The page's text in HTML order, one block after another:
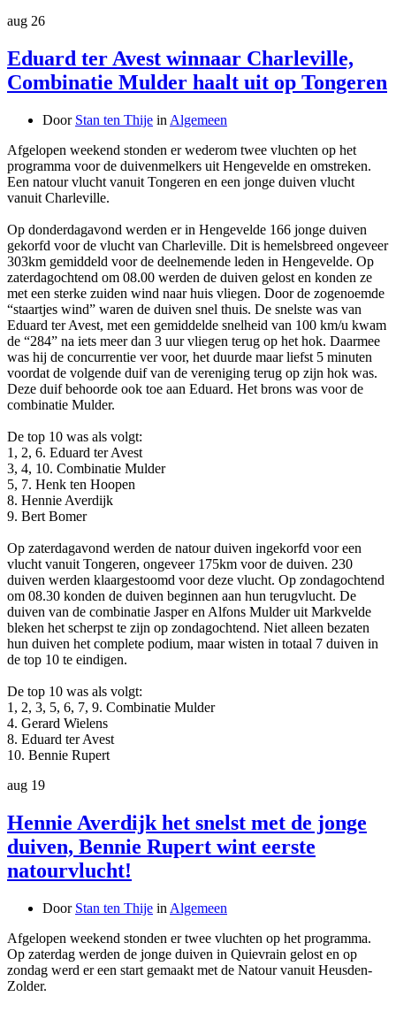
aug 26
Eduard ter Avest winnaar Charleville,
Combinatie Mulder haalt uit op Tongeren
Door Stan ten Thije in Algemeen
Afgelopen weekend stonden er wederom twee vluchten op het
programma voor de duivenmelkers uit Hengevelde en omstreken.
Een natour vlucht vanuit Tongeren en een jonge duiven vlucht
vanuit Charleville.
Op donderdagavond werden er in Hengevelde 166 jonge duiven
gekorfd voor de vlucht van Charleville. Dit is hemelsbreed ongeveer
303km gemiddeld voor de deelnemende leden in Hengevelde. Op
zaterdagochtend om 08.00 werden de duiven gelost en konden ze
met een sterke zuiden wind naar huis vliegen. Door de zogenoemde
“staartjes wind” waren de duiven snel thuis. De snelste was van
Eduard ter Avest, met een gemiddelde snelheid van 100 km/u kwam
de “284” na iets meer dan 3 uur vliegen terug op het hok. Daarmee
was hij de concurrentie ver voor, het duurde maar liefst 5 minuten
voordat de volgende duif van de vereniging terug op zijn hok was.
Deze duif behoorde ook toe aan Eduard. Het brons was voor de
combinatie Mulder.
De top 10 was als volgt:
1, 2, 6. Eduard ter Avest
3, 4, 10. Combinatie Mulder
5, 7. Henk ten Hoopen
8. Hennie Averdijk
9. Bert Bomer
Op zaterdagavond werden de natour duiven ingekorfd voor een
vlucht vanuit Tongeren, ongeveer 175km voor de duiven. 230
duiven werden klaargestoomd voor deze vlucht. Op zondagochtend
om 08.30 konden de duiven beginnen aan hun terugvlucht. De
duiven van de combinatie Jasper en Alfons Mulder uit Markvelde
bleken het scherpst te zijn op zondagochtend. Niet alleen bezaten
hun duiven het complete podium, maar wisten in totaal 7 duiven in
de top 10 te eindigen.
De top 10 was als volgt:
1, 2, 3, 5, 6, 7, 9. Combinatie Mulder
4. Gerard Wielens
8. Eduard ter Avest
10. Bennie Rupert
aug 19
Hennie Averdijk het snelst met de jonge
duiven, Bennie Rupert wint eerste
natourvlucht!
Door Stan ten Thije in Algemeen
Afgelopen weekend stonden er twee vluchten op het programma.
Op zaterdag werden de jonge duiven in Quievrain gelost en op
zondag werd er een start gemaakt met de Natour vanuit Heusden-
Zolder.